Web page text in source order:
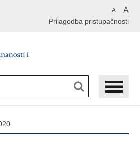
A A
Prilagodba pristupačnosti